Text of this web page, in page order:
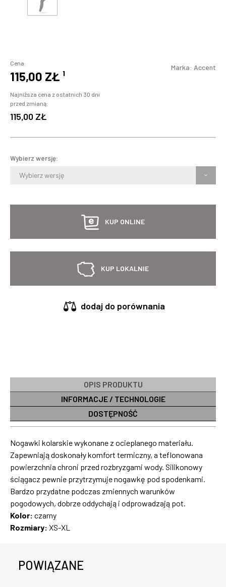
Cena:
115,00 ZŁ ¹
Najniższa cena z ostatnich 30 dni
przed zmianą:
115,00 ZŁ
Marka: Accent
Wybierz wersję:
Wybierz wersję
KUP ONLINE
KUP LOKALNIE
dodaj do porównania
OPIS PRODUKTU
INFORMACJE / TECHNOLOGIE
DOSTĘPNOŚĆ
Nogawki kolarskie wykonane z ocieplanego materiału.
Zapewniają doskonały komfort termiczny, a teflonowana
powierzchnia chroni przed rozbryzgami wody. Silikonowy
ściągacz pewnie przytrzymuje nogawkę pod spodenkami.
Bardzo przydatne podczas zmiennych warunków
pogodowych, dobrze oddychają i odprowadzają pot.
Kolor: czarny
Rozmiary: XS-XL
POWIĄZANE